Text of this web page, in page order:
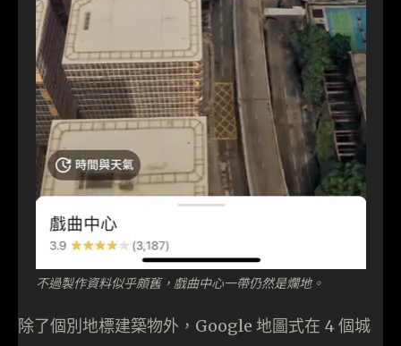
不過製作資料似乎頗舊，戲曲中心一帶仍然是爛地。
除了個別地標建築物外，Google 地圖式在 4 個城